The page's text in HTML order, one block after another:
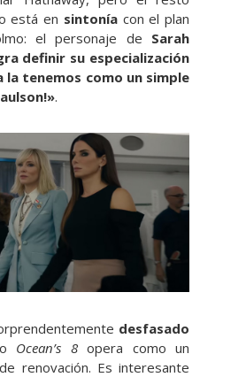
está en sintoníacon el plan
el personaje de Sarah
definir su especialización
la tenemos como un simple
.
desfasado
Ocean’s 8opera como un
renovación. Es interesante